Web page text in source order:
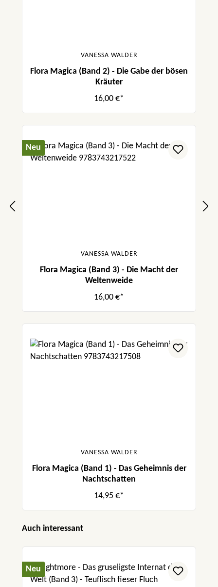
VANESSA WALDER
Flora Magica (Band 2) - Die Gabe der bösen
Kräuter
16,00 €*
Neu
VANESSA WALDER
Flora Magica (Band 3) - Die Macht der
Weltenweide
16,00 €*
VANESSA WALDER
Flora Magica (Band 1) - Das Geheimnis der
Nachtschatten
14,95 €*
Produktgalerie überspringen
Auch interessant
Neu